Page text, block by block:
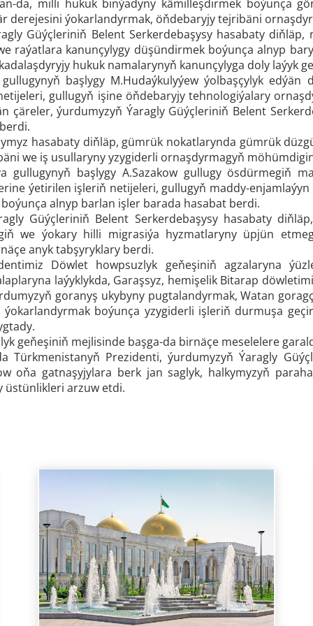
da, milli hukuk binýadyny kämilleşdirmek boýunça
derejesini ýokarlandyrmak, öňdebaryjy tejribäni
Güýçleriniň Belent Serkerdebaşysy hasabaty
raýatlara kanunçylygy düşündirmek boýunça alnyp
hukuk namalarynyň kanunçylyga doly laýyk
başlygy M.Hudaýkulyýew ýolbaşçylyk
gullugyň işine öňdebaryjy tehnologiýalary
çäreler, ýurdumyzyň Ýaragly Güýçleriniň Belent
hasabaty diňläp, gümrük nokatlarynda gümrük
we iş usullaryny yzygiderli ornaşdyrmagyň
gullugynyň başlygy A.Sazakow gullugy ösdürmegiň
ýetirilen işleriň netijeleri, gullugyň maddy-
alnyp barlan işler barada hasabat berdi.
Güýçleriniň Belent Serkerdebaşysy hasabaty
we ýokary hilli migrasiýa hyzmatlaryny üpjün
anyk tabşyryklary berdi.
Döwlet howpsuzlyk geňeşiniň agzalaryna
laýyklykda, Garaşsyz, hemişelik Bitarap
goranyş ukybyny pugtalandyrmak, Watan
boýunça yzygiderli işleriň durmuşa
geňeşiniň mejlisinde başga-da birnäçe meselelere
Türkmenistanyň Prezidenti, ýurdumyzyň Ýaragly
oňa gatnaşyjylara berk jan saglyk, halkymyzyň
üstünlikleri arzuw etdi.